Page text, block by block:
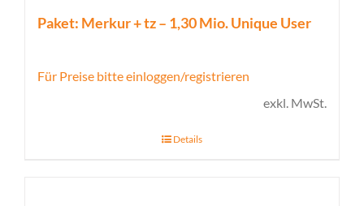
Paket: Merkur + tz – 1,30 Mio. Unique User
Für Preise bitte einloggen/registrieren
exkl. MwSt.
Details